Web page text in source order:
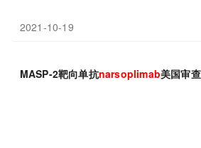
2021-10-19
MASP-2靶向单抗narsoplimab美国审